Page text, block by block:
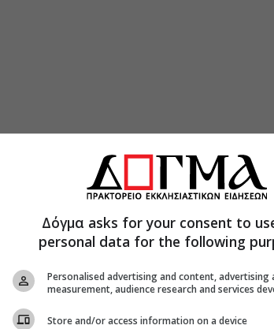
κ. Κύριλλο για την υποδοχή και στη
τοπικού προγράμματος Leader 2023-
εξετάσθηκαν οι δυνατότητες εντάξεως
και Σητείας και των Ιερών Μονών
Δόγμα asks for your consent to
personal data for the following
Personalised advertising and content, advertising
measurement, audience research and services
Store and/or access information on a device